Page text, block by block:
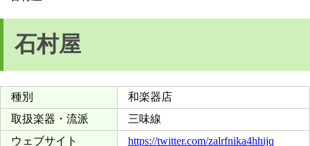
石村屋
種別
和楽器店
取扱楽器・流派
三味線
ウェブサイト
https://twitter.com/zalrfnika4hhijq